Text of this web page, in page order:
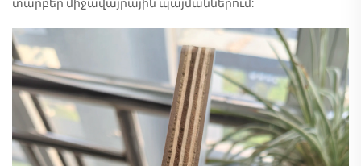
տարբեր միջավայրային պայմաններում: